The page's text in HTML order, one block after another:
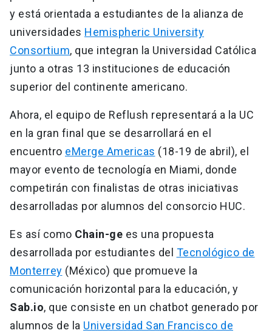
y está orientada a estudiantes de la alianza de
universidades Hemispheric University
Consortium, que integran la Universidad Católica
junto a otras 13 instituciones de educación
superior del continente americano.
Ahora, el equipo de Reflush representará a la UC
en la gran final que se desarrollará en el
encuentro eMerge Americas (18-19 de abril), el
mayor evento de tecnología en Miami, donde
competirán con finalistas de otras iniciativas
desarrolladas por alumnos del consorcio HUC.
Es así como Chain-ge es una propuesta
desarrollada por estudiantes del Tecnológico de
Monterrey (México) que promueve la
comunicación horizontal para la educación, y
Sab.io, que consiste en un chatbot generado por
alumnos de la Universidad San Francisco de